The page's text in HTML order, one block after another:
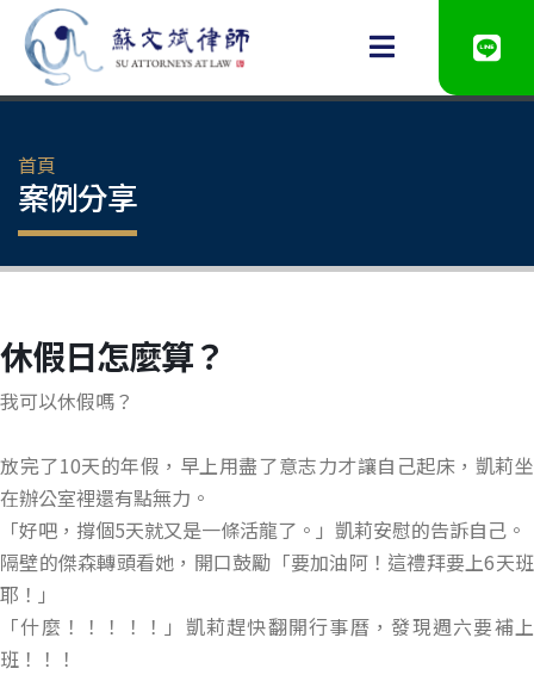
首頁
案例分享
休假日怎麼算？
我可以休假嗎？
放完了10天的年假，早上用盡了意志力才讓自己起床，凱莉坐
在辦公室裡還有點無力。
「好吧，撐個5天就又是一條活龍了。」凱莉安慰的告訴自己。
隔壁的傑森轉頭看她，開口鼓勵「要加油阿！這禮拜要上6天班
耶！」
「什麼！！！！！」凱莉趕快翻開行事曆，發現週六要補上
班！！！